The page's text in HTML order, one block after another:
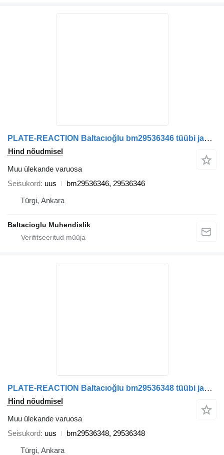
PLATE-REACTION Baltacıoğlu bm29536346 tüübi jaoks bussi
Hind nõudmisel
Muu ülekande varuosa
Seisukord uus
bm29536346, 29536346
Türgi, Ankara
Baltacioglu Muhendislik
PLATE-REACTION Baltacıoğlu bm29536348 tüübi jaoks bussi
Hind nõudmisel
Muu ülekande varuosa
Seisukord uus
bm29536348, 29536348
Türgi, Ankara